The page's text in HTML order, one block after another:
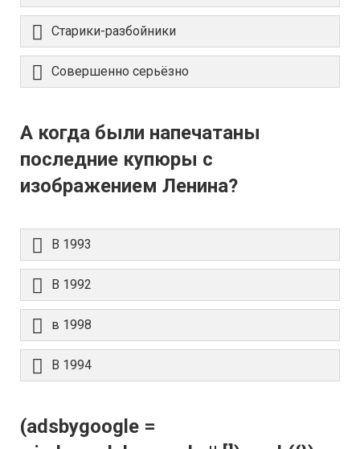
Старики-разбойники
Совершенно серьёзно
А когда были напечатаны
последние купюры с
изображением Ленина?
В 1993
В 1992
в 1998
В 1994
(adsbygoogle =